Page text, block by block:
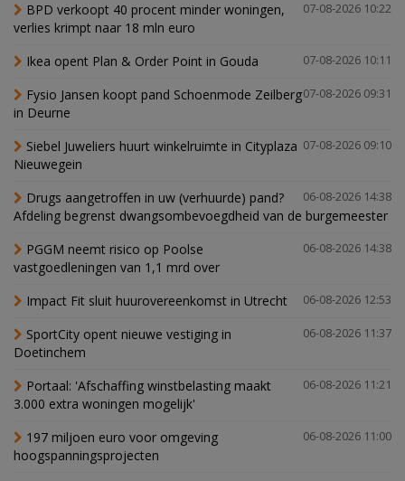
07-08-2026 10:22
BPD verkoopt 40 procent minder woningen,
verlies krimpt naar 18 mln euro
07-08-2026 10:11
Ikea opent Plan & Order Point in Gouda
07-08-2026 09:31
Fysio Jansen koopt pand Schoenmode Zeilberg
in Deurne
07-08-2026 09:10
Siebel Juweliers huurt winkelruimte in Cityplaza
Nieuwegein
06-08-2026 14:38
Drugs aangetroffen in uw (verhuurde) pand?
Afdeling begrenst dwangsombevoegdheid van de burgemeester
06-08-2026 14:38
PGGM neemt risico op Poolse
vastgoedleningen van 1,1 mrd over
06-08-2026 12:53
Impact Fit sluit huurovereenkomst in Utrecht
06-08-2026 11:37
SportCity opent nieuwe vestiging in
Doetinchem
06-08-2026 11:21
Portaal: 'Afschaffing winstbelasting maakt
3.000 extra woningen mogelijk'
06-08-2026 11:00
197 miljoen euro voor omgeving
hoogspanningsprojecten